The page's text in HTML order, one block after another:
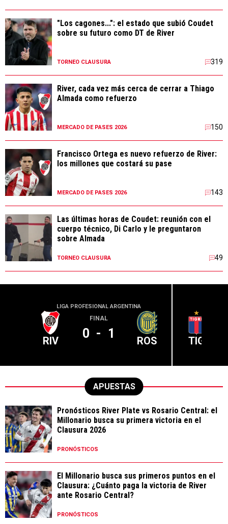
"Los cagones...": el estado que subió Coudet
sobre su futuro como DT de River
TORNEO CLAUSURA 319
River, cada vez más cerca de cerrar a Thiago
Almada como refuerzo
MERCADO DE PASES 2026 150
Francisco Ortega es nuevo refuerzo de River:
los millones que costará su pase
MERCADO DE PASES 2026 143
Las últimas horas de Coudet: reunión con el
cuerpo técnico, Di Carlo y le preguntaron
sobre Almada
TORNEO CLAUSURA 49
LIGA PROFESIONAL ARGENTINA
RIV
FINAL
0 - 1 ROS TIG
APUESTAS
Pronósticos River Plate vs Rosario Central: el
Millonario busca su primera victoria en el
Clausura 2026
PRONÓSTICOS
El Millonario busca sus primeros puntos en el
Clausura: ¿Cuánto paga la victoria de River
ante Rosario Central?
PRONÓSTICOS